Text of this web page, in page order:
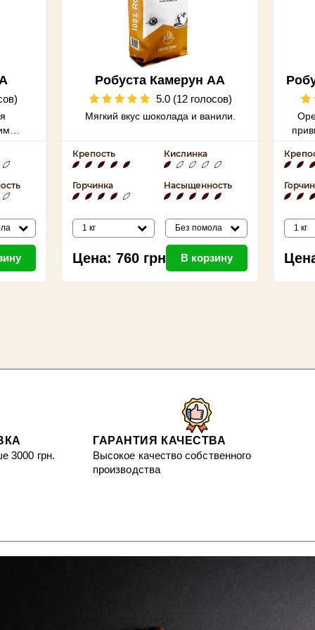
Робуста Камерун АА
5.0 (12 голосов)
Мягкий вкус шоколада и ванили.
Крепость Кислинка
Горчинка Насыщенность
1 кг Без помола
Цена: 760 грн В корзину
1 кг
3000 грн.
ГАРАНТИЯ КАЧЕСТВА
Высокое качество собственного
производства